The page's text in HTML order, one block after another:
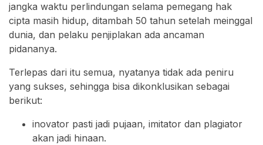
jangka waktu perlindungan selama pemegang hak
cipta masih hidup, ditambah 50 tahun setelah meinggal
dunia, dan pelaku penjiplakan ada ancaman
pidananya.
Terlepas dari itu semua, nyatanya tidak ada peniru
yang sukses, sehingga bisa dikonklusikan sebagai
berikut:
inovator pasti jadi pujaan, imitator dan plagiator
akan jadi hinaan.